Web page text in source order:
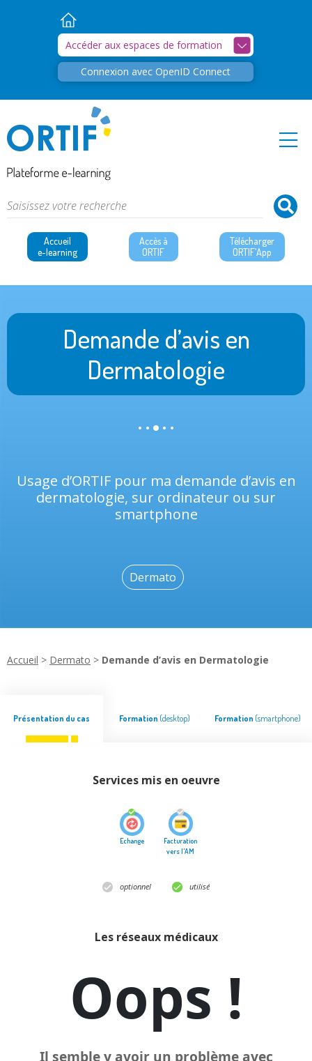
Accéder aux espaces de formation
Connexion avec OpenID Connect
Accueil
e-learning
Accès à
ORTIF
Télécharger
ORTIF'App
Demande d’avis en
Dermatologie
Usage d’ORTIF pour ma demande d’avis en
dermatologie, sur ordinateur ou sur
smartphone
Dermato
Accueil > Dermato > Demande d’avis en Dermatologie
Présentation du cas Formation (desktop) Formation (smartphone)
Services mis en oeuvre
Echange
Facturation
vers l'AM
optionnel utilisé
Les réseaux médicaux